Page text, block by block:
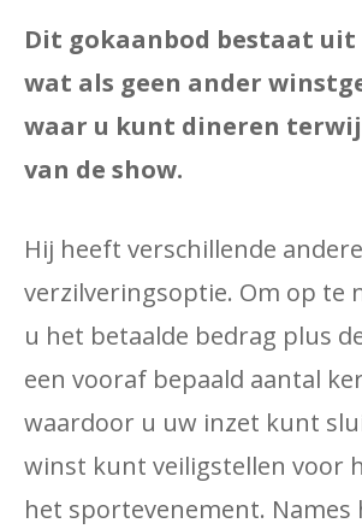
Dit gokaanbod bestaat uit
wat als geen ander
waar u kunt dineren
van de show.
Hij heeft verschillende
verzilveringsoptie. Om op te
u het betaalde bedrag plus
een vooraf bepaald aantal
waardoor u uw inzet kunt
winst kunt veiligstellen voor
het sportevenement. Names